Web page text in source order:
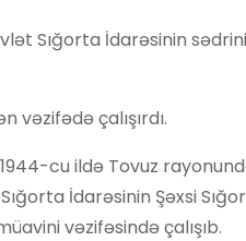
Sığorta İdarəsinin
vəzifədə çalışırdı.
cu ildə Tovuz
İdarəsinin Şəxsi
vəzifəsində çalışıb.